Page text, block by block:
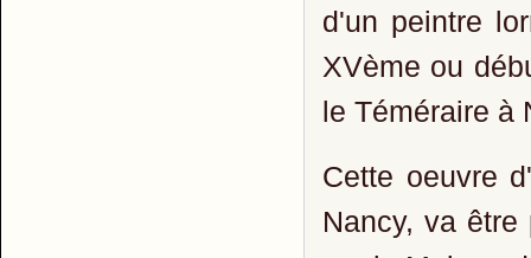
d'un peintre
XVème ou
le Téméraire à
Cette oeuvre
Nancy, va